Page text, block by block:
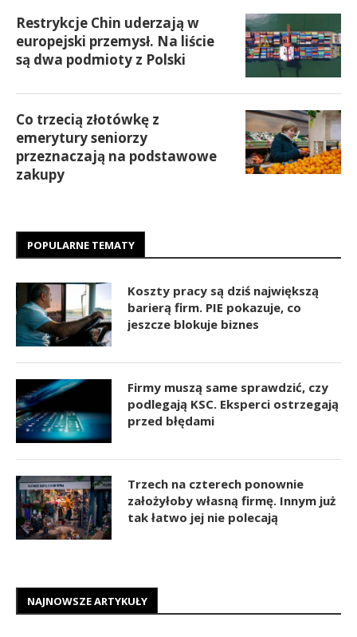
Restrykcje Chin uderzają w
europejski przemysł. Na liście
są dwa podmioty z Polski
Co trzecią złotówkę z
emerytury seniorzy
przeznaczają na podstawowe
zakupy
POPULARNE TEMATY
Koszty pracy są dziś największą
barierą firm. PIE pokazuje, co
jeszcze blokuje biznes
Firmy muszą same sprawdzić, czy
podlegają KSC. Eksperci ostrzegają
przed błędami
Trzech na czterech ponownie
założyłoby własną firmę. Innym już
tak łatwo jej nie polecają
NAJNOWSZE ARTYKUŁY